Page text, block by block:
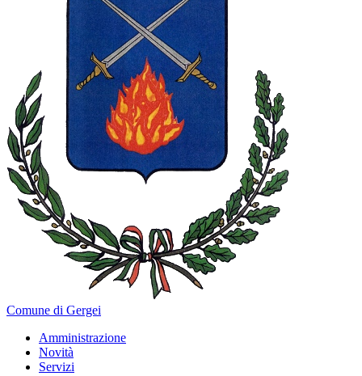
Comune di Gergei
Amministrazione
Novità
Servizi